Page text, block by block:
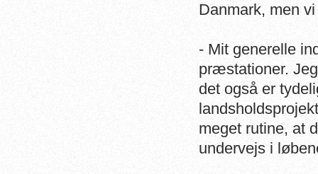
Danmark, men
- Mit generelle
præstationer.
det også er
meget rutine, at
undervejs i